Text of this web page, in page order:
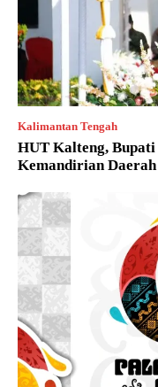
Kalimantan Tengah
HUT Kalteng, Bupati
Kemandirian Daerah